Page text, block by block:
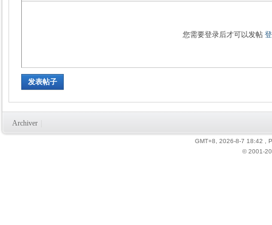
您需要登录后才可以发帖
发表帖子
Archiver
GMT+8, 2026-8-7 18:42
,
© 2001-